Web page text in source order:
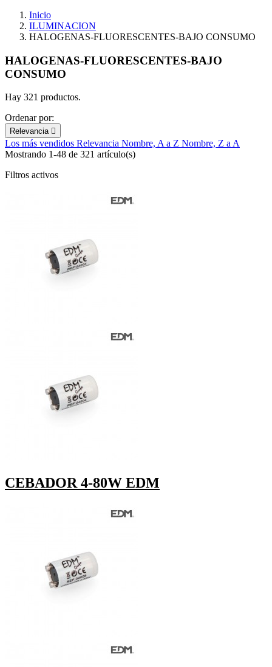
Inicio
ILUMINACION
HALOGENAS-FLUORESCENTES-BAJO CONSUMO
HALOGENAS-FLUORESCENTES-BAJO
CONSUMO
Hay 321 productos.
Ordenar por:
Relevancia 
Los más vendidos Relevancia Nombre, A a Z Nombre, Z a A
Mostrando 1-48 de 321 artículo(s)
Filtros activos
CEBADOR 4-80W EDM